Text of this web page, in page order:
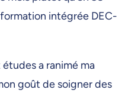
intégrée DEC-
a ranimé ma
goût de soigner des